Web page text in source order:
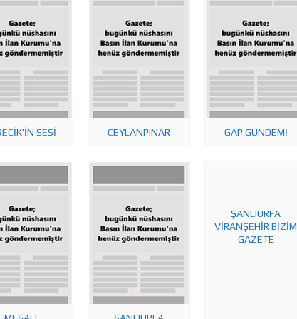
SESİ CEYLANPINAR GAP GÜNDEMİ
ŞANLIURFA
VİRANŞEHİR BİZİM
GAZETE